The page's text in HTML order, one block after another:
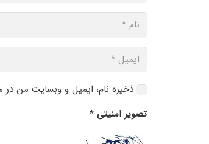
ذخیره نام، ایمیل و وبسایت من در
تصویر امنیتی *